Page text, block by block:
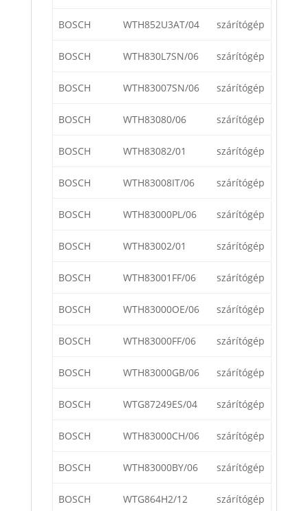
BOSCH WTH852U3AT/04 szárítógép
BOSCH WTH830L7SN/06 szárítógép
BOSCH WTH83007SN/06 szárítógép
BOSCH WTH83080/06 szárítógép
BOSCH WTH83082/01 szárítógép
BOSCH WTH83008IT/06 szárítógép
BOSCH WTH83000PL/06 szárítógép
BOSCH WTH83002/01 szárítógép
BOSCH WTH83001FF/06 szárítógép
BOSCH WTH83000OE/06 szárítógép
BOSCH WTH83000FF/06 szárítógép
BOSCH WTH83000GB/06 szárítógép
BOSCH WTG87249ES/04 szárítógép
BOSCH WTH83000CH/06 szárítógép
BOSCH WTH83000BY/06 szárítógép
BOSCH WTG864H2/12 szárítógép